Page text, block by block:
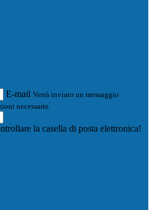
E-mail Verrà inviato un messaggio
necessarie.
la casella di posta elettronica!